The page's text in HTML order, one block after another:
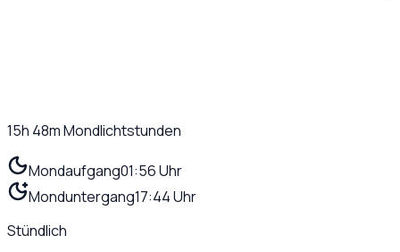
15h 48mMondlichtstunden
Mondaufgang01:56 Uhr
Monduntergang17:44 Uhr
Stündlich